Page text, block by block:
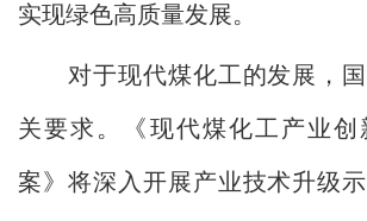
实现绿色高质量发展。
对于现代煤化工的发展，国
关要求。《现代煤化工产业
案》将深入开展产业技术升级